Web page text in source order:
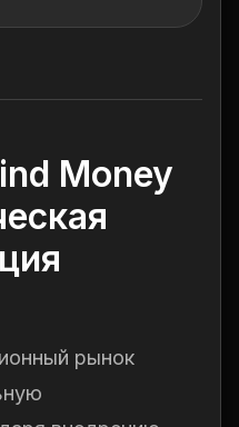
Money
рынок